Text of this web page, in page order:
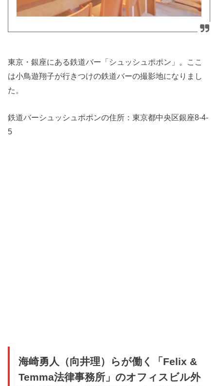
東京・銀座にある鉄道バー「シュッシュポポン」。ここ
は小鳥遊翔子が行きつけの鉄道バーの撮影地になりまし
た。
鉄道バーシュッシュポポンの住所：東京都中央区銀座8-4-
5
海崎勇人（向井理）らが働く「Felix &
Temma法律事務所」のオフィスビル外